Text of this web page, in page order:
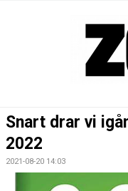
MATCHER
TRUPPEN
Snart drar vi
2022
2021-08-20 14:03